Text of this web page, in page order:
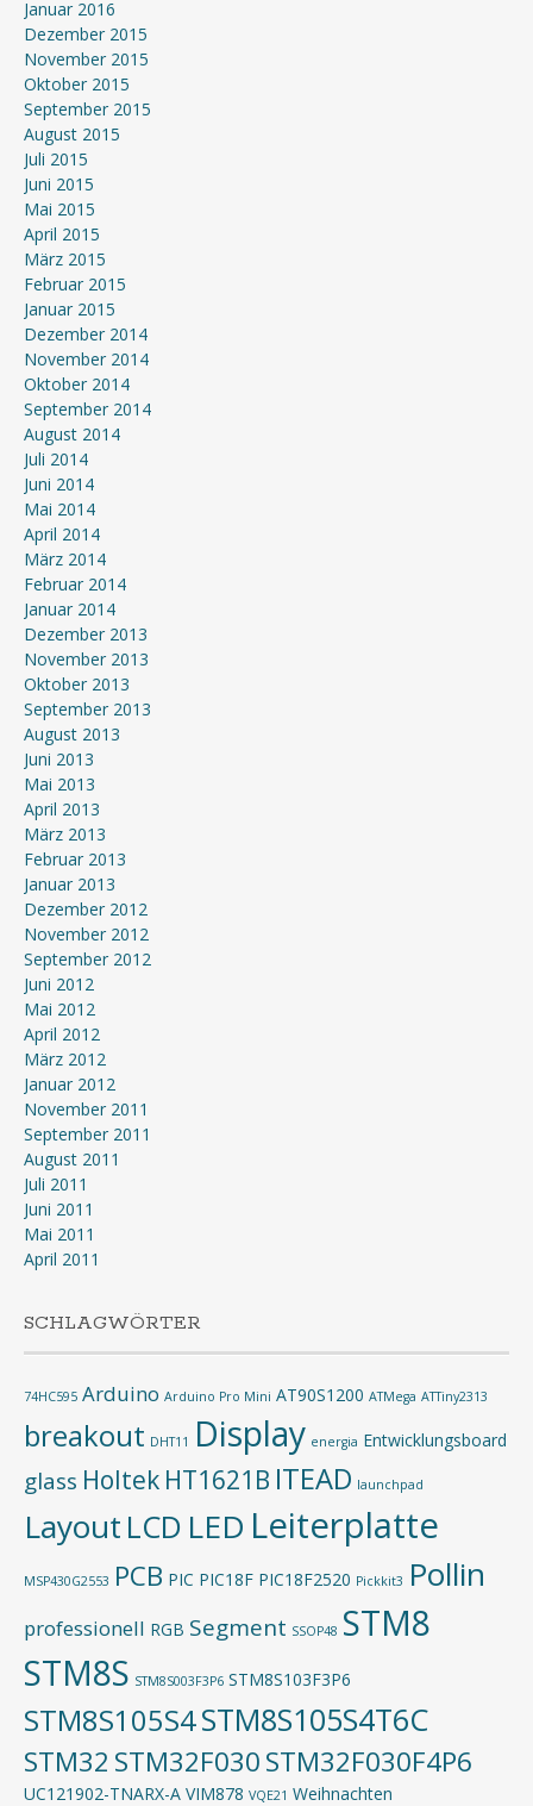
Januar 2016
Dezember 2015
November 2015
Oktober 2015
September 2015
August 2015
Juli 2015
Juni 2015
Mai 2015
April 2015
März 2015
Februar 2015
Januar 2015
Dezember 2014
November 2014
Oktober 2014
September 2014
August 2014
Juli 2014
Juni 2014
Mai 2014
April 2014
März 2014
Februar 2014
Januar 2014
Dezember 2013
November 2013
Oktober 2013
September 2013
August 2013
Juni 2013
Mai 2013
April 2013
März 2013
Februar 2013
Januar 2013
Dezember 2012
November 2012
September 2012
Juni 2012
Mai 2012
April 2012
März 2012
Januar 2012
November 2011
September 2011
August 2011
Juli 2011
Juni 2011
Mai 2011
April 2011
SCHLAGWÖRTER
74HC595 Arduino Arduino Pro Mini AT90S1200 ATMega ATTiny2313
breakout DHT11 Display energia Entwicklungsboard
glass Holtek HT1621B ITEAD launchpad
Layout LCD LED Leiterplatte
MSP430G2553 PCB PIC PIC18F PIC18F2520 Pickkit3 Pollin
professionell RGB Segment SSOP48 STM8
STM8S STM8S003F3P6 STM8S103F3P6
STM8S105S4STM8S105S4T6C
STM32 STM32F030STM32F030F4P6
UC121902-TNARX-A VIM878 VQE21 Weihnachten